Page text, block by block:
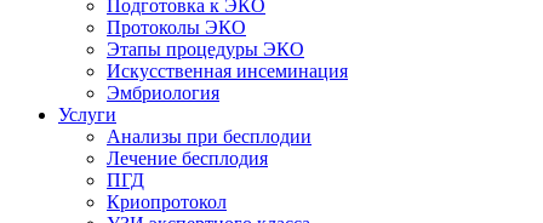
Подготовка к ЭКО
Протоколы ЭКО
Этапы процедуры ЭКО
Искусственная инсеминация
Эмбриология
Услуги
Анализы при бесплодии
Лечение бесплодия
ПГД
Криопротокол